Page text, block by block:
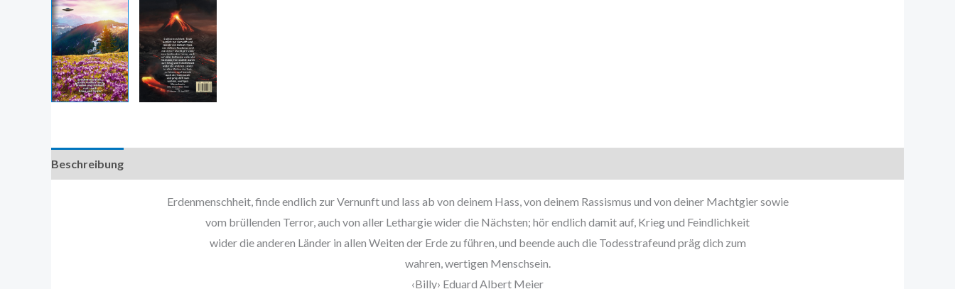
Beschreibung
Erdenmenschheit, finde endlich zur Vernunft und lass ab von deinem Hass, von deinem Rassismus und von deiner Machtgier sowie
vom brüllenden Terror, auch von aller Lethargie wider die Nächsten; hör endlich damit auf, Krieg und Feindlichkeit
wider die anderen Länder in allen Weiten der Erde zu führen, und beende auch die Todesstrafeund präg dich zum
wahren, wertigen Menschsein.
‹Billy› Eduard Albert Meier